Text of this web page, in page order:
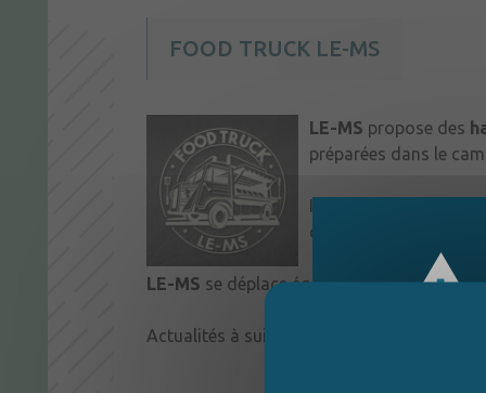
FOOD TRUCK LE-MS
LE-MS propose des
préparées dans le
Il est présent tous les
commandes peuvent
LE-MS se déplace également pour des
Actualités à suivre sur la page Facebook